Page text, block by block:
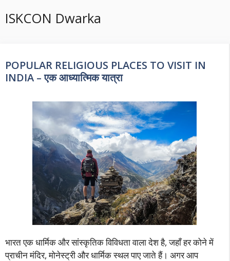
ISKCON Dwarka
POPULAR RELIGIOUS PLACES TO VISIT IN
INDIA – एक आध्यात्मिक यात्रा
भारत एक धार्मिक और सांस्कृतिक विविधता वाला देश है, जहाँ हर कोने में
प्राचीन मंदिर, मोनेस्ट्री और धार्मिक स्थल पाए जाते हैं। अगर आप